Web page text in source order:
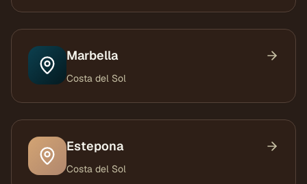
Marbella
Costa del Sol
Estepona
Costa del Sol